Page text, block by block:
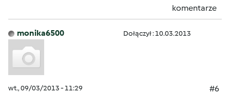
komentarze
monika6500 Dołączył : 10.03.2013
wt., 09/03/2013 - 11:29
#6